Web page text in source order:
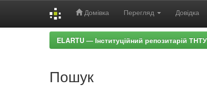
Домівка Перегляд Довідка
ELARTU — Інституційний репозитарій
Пошук